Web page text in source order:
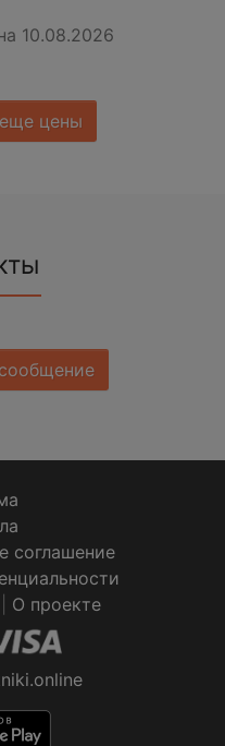
10.08.2026
цены
соглашение
О проекте